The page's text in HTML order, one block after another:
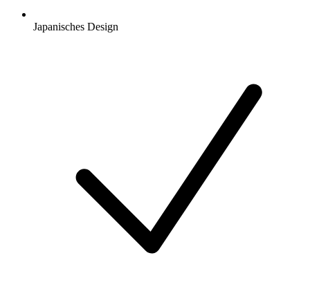
Japanisches Design